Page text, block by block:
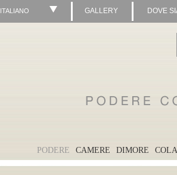
ITALIANO GALLERY DOVE
PODERE CAMERE DIMORE